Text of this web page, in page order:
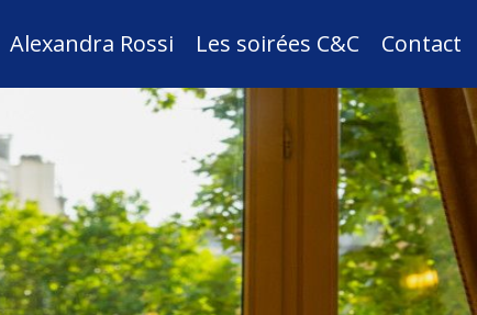
Alexandra Rossi Les soirées C&C Contact